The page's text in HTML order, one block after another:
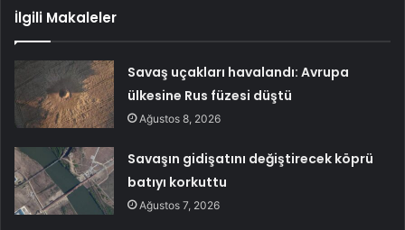
İlgili Makaleler
Savaş uçakları havalandı: Avrupa
ülkesine Rus füzesi düştü
Ağustos 8, 2026
Savaşın gidişatını değiştirecek köprü
batıyı korkuttu
Ağustos 7, 2026